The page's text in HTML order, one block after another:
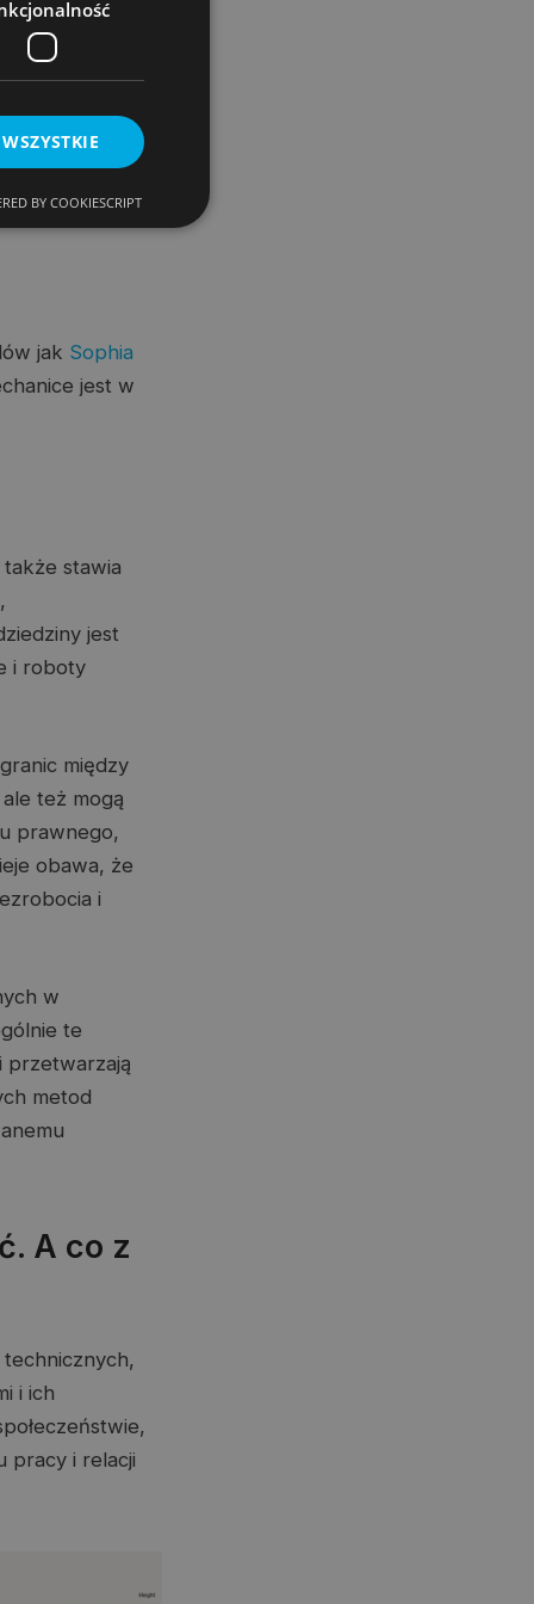
jak Sophia
jest w
stawia
jest
i roboty
między
też mogą
prawnego,
obawa, że
i
w
te
przetwarzają
metod
A co z
i ich
pracy i relacji
BY COOKIESCRIPT